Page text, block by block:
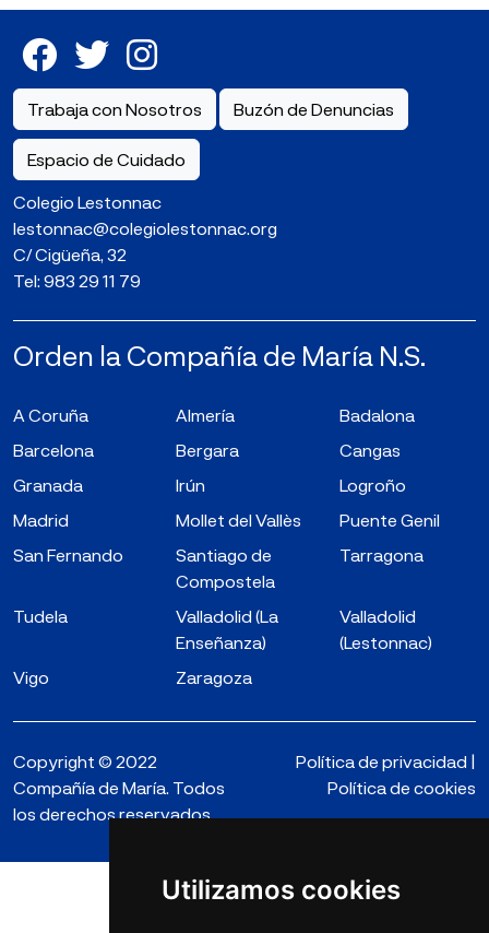
Utilizamos cookies
Trabaja con Nosotros Buzón de Denuncias
Espacio de Cuidado
Colegio Lestonnac
lestonnac@colegiolestonnac.org
C/ Cigüeña, 32
Tel:983 29 11 79
Orden la Compañía de María N.S.
A Coruña Almería
Badalona
Barcelona
Bergara
Cangas
Granada
Irún
Logroño
Madrid
Mollet del Vallès
Puente Genil
San Fernando
Santiago de
Compostela
Tarragona
Tudela
Valladolid (La
Enseñanza)
Valladolid
(Lestonnac)
Vigo
Zaragoza
Copyright © 2022
Compañía de María. Todos
los derechos reservados.
Política de privacidad |
Política de cookies